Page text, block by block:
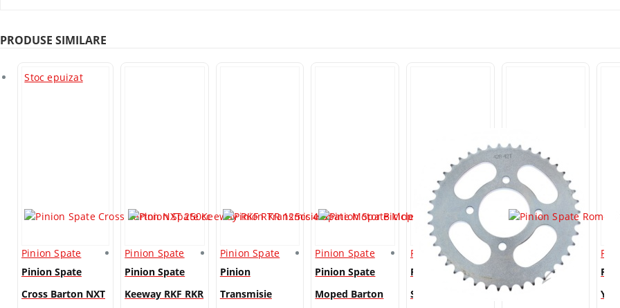
PRODUSE SIMILARE
Stoc epuizat
Pinion Spate
Pinion Spate
Cross Barton NXT
Pinion Spate
Pinion Spate
Keeway RKF RKR
Pinion Spate
Pinion
Transmisie
Pinion Spate
Pinion Spate
Moped Barton
Pinion Spate
Pinion Spate
Suzuki GN 125cc
Pinion Spate
Pinion Spate
Romet ZK 49cc